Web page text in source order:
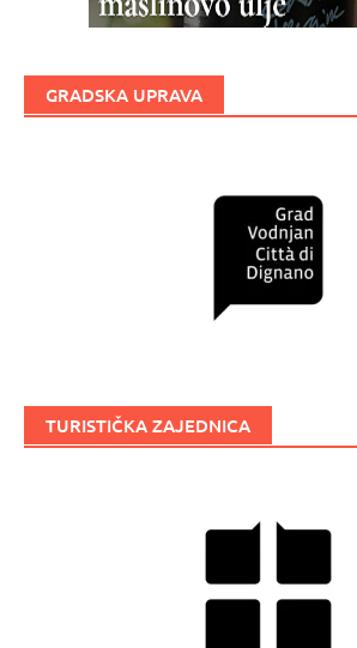
GRADSKA UPRAVA
TURISTIČKA ZAJEDNICA